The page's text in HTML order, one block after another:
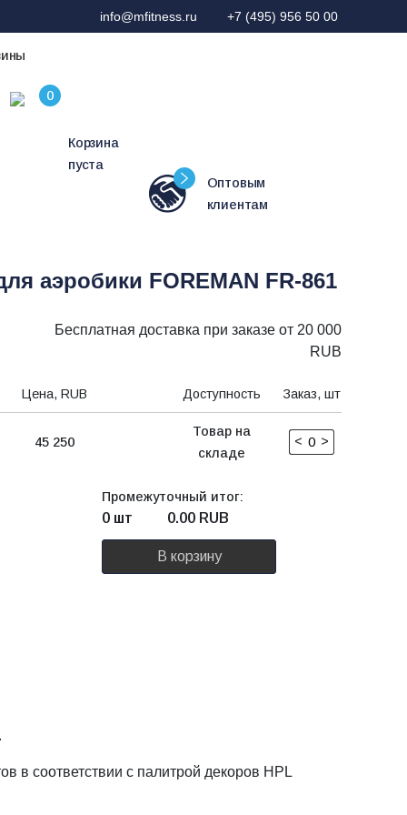
info@mfitness.ru +7 (495) 956 50 00
Корзина
пуста
Оптовым
клиентам
аэробики FOREMAN FR-861
Бесплатная доставка при заказе от 20 000
RUB
Цена, RUB Доступность Заказ, шт
45 250
Товар на
складе
< >
Промежуточный итог:
0 шт 0.00 RUB
В корзину
в соответствии с палитрой декоров HPL